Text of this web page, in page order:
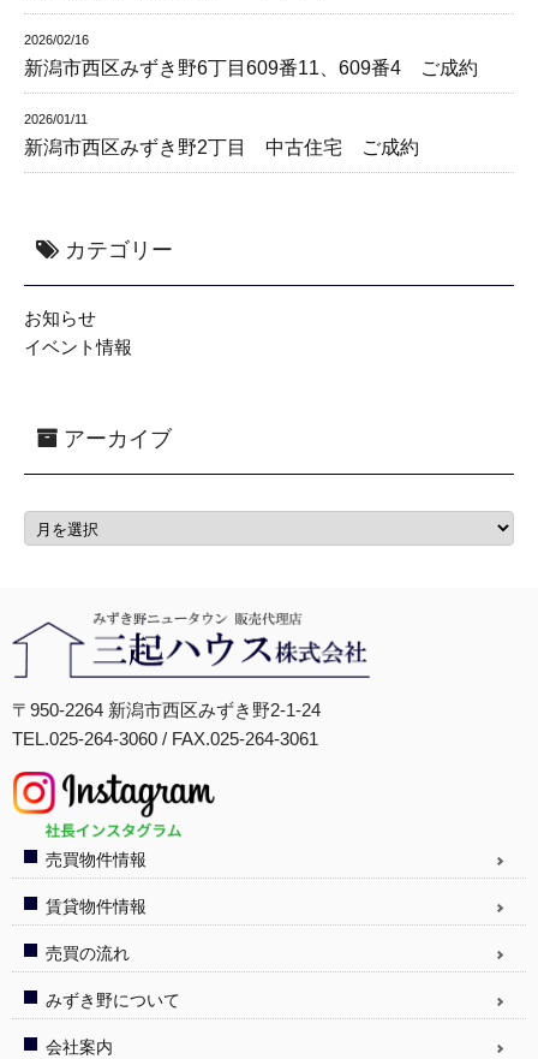
2026/02/16
新潟市西区みずき野6丁目609番11、609番4 ご成約
2026/01/11
新潟市西区みずき野2丁目 中古住宅 ご成約
カテゴリー
お知らせ
イベント情報
アーカイブ
〒950-2264 新潟市西区みずき野2-1-24
TEL.025-264-3060 / FAX.025-264-3061
売買物件情報
賃貸物件情報
売買の流れ
みずき野について
会社案内